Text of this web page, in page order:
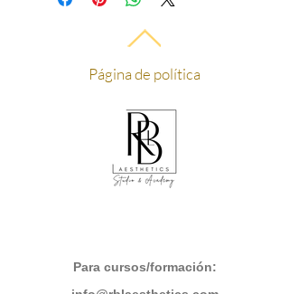
Página de política
Para cursos/formación: